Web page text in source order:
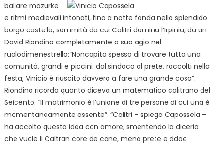
ballare mazurke
e ritmi medievali intonati, fino a notte fonda nello splendido
borgo castello, sommità da cui Calitri domina l’Irpinia, da un
David Riondino completamente a suo agio nel
ruolodimenestrello:“Noncapita spesso di trovare tutta una
comunità, grandi e piccini, dal sindaco al prete, raccolti nella
festa, Vinicio è riuscito davvero a fare una grande cosa”.
Riondino ricorda quanto diceva un matematico calitrano del
Seicento: “Il matrimonio è l’unione di tre persone di cui una è
momentaneamente assente”. “Calitri – spiega Capossela –
ha accolto questa idea con amore, smentendo la diceria
che vuole li Caltran core de cane, mena prete e ddoe